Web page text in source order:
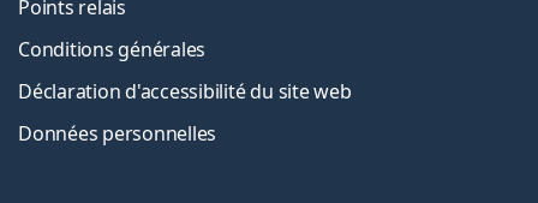
Points relais
Conditions générales
Déclaration d'accessibilité du site web
Données personnelles